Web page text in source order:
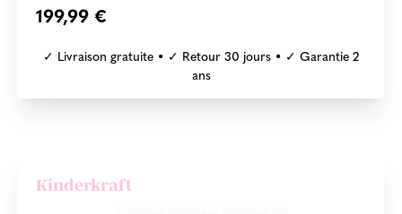
199,99 €
✓ Livraison gratuite • ✓ Retour 30 jours • ✓ Garantie 2
ans
Kinderkraft